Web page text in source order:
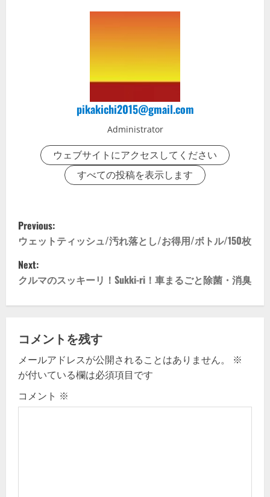
pikakichi2015@gmail.com
Administrator
ウェブサイトにアクセスしてください
すべての投稿を表示します
P
o
s
a
v
i
Previous:
ウェットティッシュ/汚れ落とし/お得用/ボトル/150枚
Next:
クルマのスッキーリ！Sukki-ri！車まるごと除菌・消臭
コメントを残す
メールアドレスが公開されることはありません。
※
が付いている欄は必須項目です
コメント ※